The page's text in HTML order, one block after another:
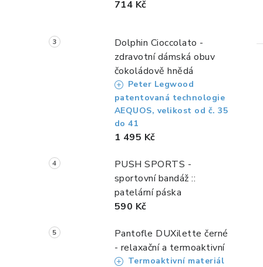
714 Kč
Dolphin Cioccolato -
zdravotní dámská obuv
čokoládově hnědá
Peter Legwood
patentovaná technologie
AEQUOS, velikost od č. 35
do 41
1 495 Kč
PUSH SPORTS -
sportovní bandáž ::
patelární páska
590 Kč
Pantofle DUXilette černé
- relaxační a termoaktivní
Termoaktivní materiál